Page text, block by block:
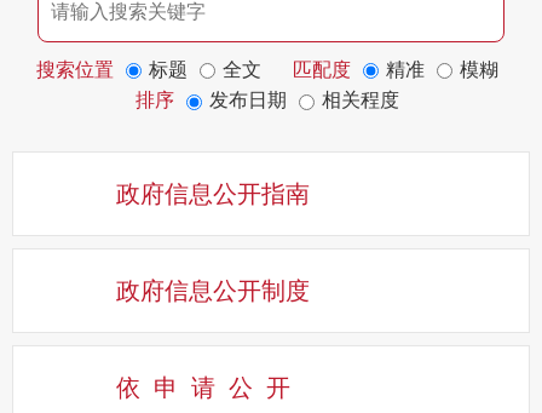
搜索位置 标题 全文 匹配度 精准
模糊
排序
发布日期 相关程度
政府信息公开指南
政府信息公开制度
依申请公 开